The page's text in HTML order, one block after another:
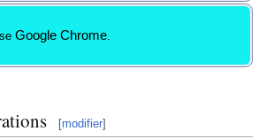
Google Chrome
[modifier]